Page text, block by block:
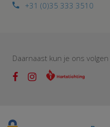
+31 (0)35 333 3510
Daarnaast kun je ons